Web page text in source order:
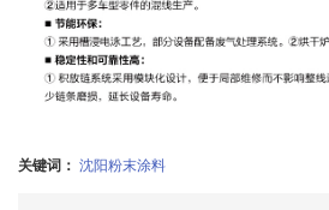
关键词： 沈阳粉末涂料